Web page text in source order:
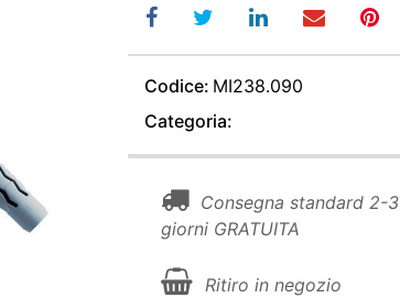
Codice: MI238.090
Categoria:
Consegna standard 2-3
giorni GRATUITA
Ritiro in negozio